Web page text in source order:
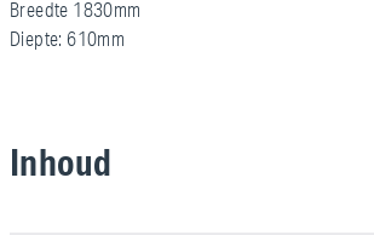
Breedte 1830mm
Diepte: 610mm
Inhoud